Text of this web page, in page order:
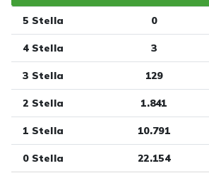
5 Stella 0
4 Stella 3
3 Stella 129
2 Stella 1.841
1 Stella 10.791
0 Stella 22.154